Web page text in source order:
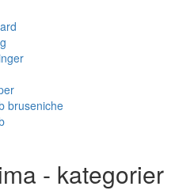
bruseniche
- kategorier